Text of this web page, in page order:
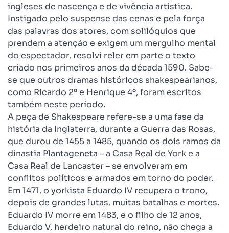
ingleses de nascença e de vivência artística.
Instigado pelo suspense das cenas e pela força
das palavras dos atores, com solilóquios que
prendem a atenção e exigem um mergulho mental
do espectador, resolvi reler em parte o texto
criado nos primeiros anos da década 1590. Sabe-
se que outros dramas históricos shakespearianos,
como Ricardo 2º e Henrique 4º, foram escritos
também neste período.
A peça de Shakespeare refere-se a uma fase da
história da Inglaterra, durante a Guerra das Rosas,
que durou de 1455 a 1485, quando os dois ramos da
dinastia Plantageneta – a Casa Real de York e a
Casa Real de Lancaster – se envolveram em
conflitos políticos e armados em torno do poder.
Em 1471, o yorkista Eduardo IV recupera o trono,
depois de grandes lutas, muitas batalhas e mortes.
Eduardo IV morre em 1483, e o filho de 12 anos,
Eduardo V, herdeiro natural do reino, não chega a